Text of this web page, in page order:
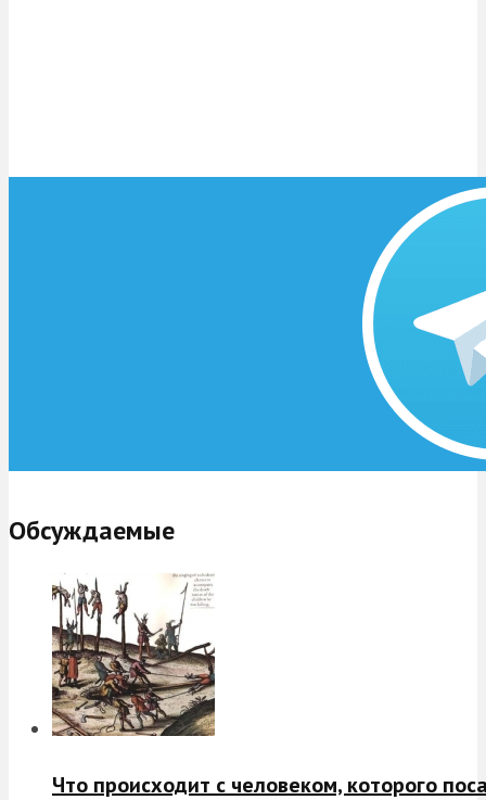
Обсуждаемые
Что происходит с человеком, которого